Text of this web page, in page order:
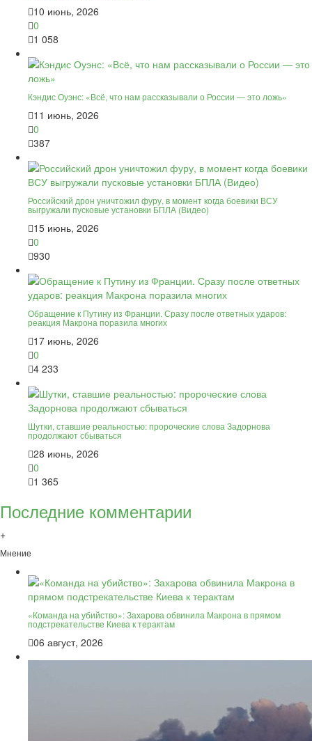
10 июнь, 2026
0
1 058
Кэндис Оуэнс: «Всё, что нам рассказывали о России — это ложь»
11 июнь, 2026
0
387
Российский дрон уничтожил фуру, в момент когда боевики ВСУ
выгружали пусковые установки БПЛА (Видео)
15 июнь, 2026
0
930
Обращение к Путину из Франции. Сразу после ответных ударов:
реакция Макрона поразила многих
17 июнь, 2026
0
4 233
Шутки, ставшие реальностью: пророческие слова Задорнова
продолжают сбываться
28 июнь, 2026
0
1 365
Последние комментарии
+
Мнение
«Команда на убийство»: Захарова обвинила Макрона в прямом
подстрекательстве Киева к терактам
06 август, 2026